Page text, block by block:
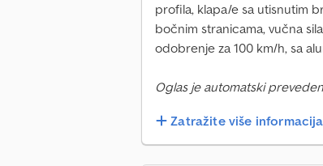
profila, klapa/e sa utisnutim
bočnim stranicama, vučna
odobrenje za 100 km/h, sa
Oglas je automatski
Zatražite više informacija